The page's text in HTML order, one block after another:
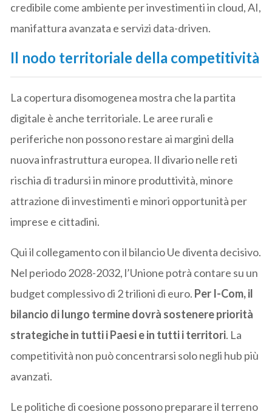
credibile come ambiente per investimenti in cloud, AI,
manifattura avanzata e servizi data-driven.
Il nodo territoriale della competitività
La copertura disomogenea mostra che la partita
digitale è anche territoriale. Le aree rurali e
periferiche non possono restare ai margini della
nuova infrastruttura europea. Il divario nelle reti
rischia di tradursi in minore produttività, minore
attrazione di investimenti e minori opportunità per
imprese e cittadini.
Qui il collegamento con il bilancio Ue diventa decisivo.
Nel periodo 2028-2032, l’Unione potrà contare su un
budget complessivo di 2 trilioni di euro. Per I-Com, il
bilancio di lungo termine dovrà sostenere priorità
strategiche in tutti i Paesi e in tutti i territori. La
competitività non può concentrarsi solo negli hub più
avanzati.
Le politiche di coesione possono preparare il terreno